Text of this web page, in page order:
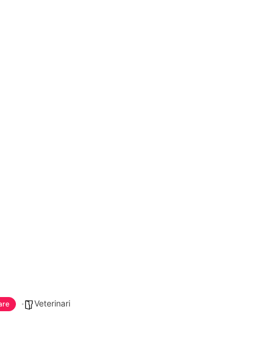
Veterinari